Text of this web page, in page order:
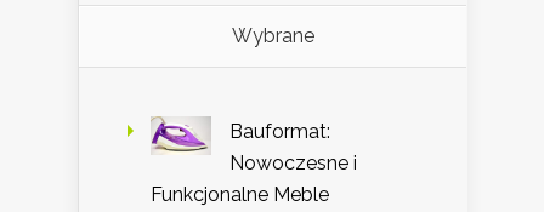
Wybrane
Bauformat:
Nowoczesne i
Funkcjonalne Meble